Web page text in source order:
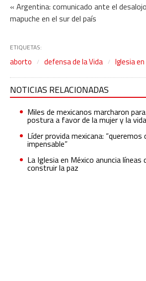
« Argentina: comunicado ante el
mapuche en el sur del país
ETIQUETAS:
aborto defensa de la Vida Iglesia
NOTICIAS RELACIONADAS
Miles de mexicanos marcharon
postura a favor de la mujer y la vida
Líder provida mexicana:
impensable”
La Iglesia en México anuncia líneas
construir la paz